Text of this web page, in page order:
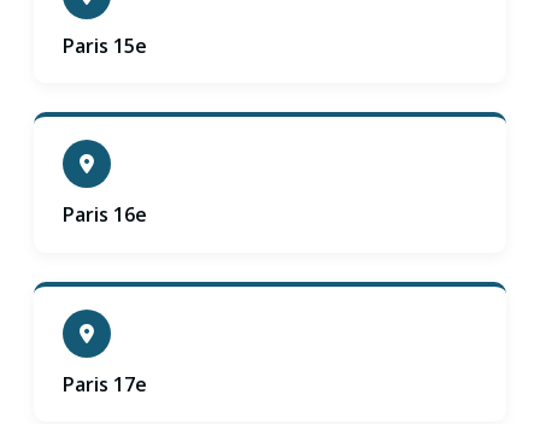
Paris 15e
Paris 16e
Paris 17e